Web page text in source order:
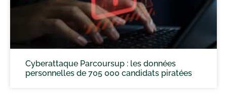
Cyberattaque Parcoursup : les données
personnelles de 705 000 candidats piratées